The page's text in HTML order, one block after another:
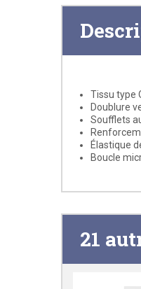
Tissu type
Doublure
Soufflets
Élastique
Boucle
21